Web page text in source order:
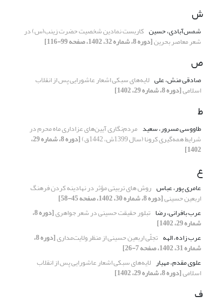
ش
شمس‌آبادی، حسین کاربست نمادین شخصیت حضرت زینب(س) در
شعر معاصر بحرین[دوره 8، شماره 32، 1402، صفحه 99-116]
ص
صادقی منش، علی لایه‌های سبکی اشعار عاشورایی پس از انقلاب
اسلامی[دوره 8، شماره 29، 1402]
ط
طاووسی مسرور، سعید مردم‌نگاری آیین‌های عزاداری ماه محرم در
شرایط همه‌گیری کرونا (سال 1399ش، 1442ق) [دوره 8، شماره 29،
1402]
ع
عامری پور، عباس روش های تربیتی مؤثر در نهادینه کردن فرهنگ
اربعین حسینی[دوره 8، شماره 30، 1402، صفحه 45-58]
عرب بافرانی، رضا تبلور حقیقت حسینی در شعر جواهری [دوره 8،
شماره 29، 1402]
عرب زاده، الهه تجلّی اربعین حسینی از منظر ولایت‌مداری [دوره 8،
شماره 31، 1402، صفحه 7-26]
علوی مقدم، مهیار لایه‌های سبکی اشعار عاشورایی پس از انقلاب
اسلامی[دوره 8، شماره 29، 1402]
ف